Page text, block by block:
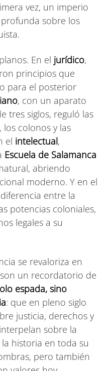
vez, un imperio
sobre los
En el jurídico,
principios que
para el posterior
, con un aparato
tres siglos, reguló las
colonos y las
el intelectual,
Escuela de Salamanca
abriendo
moderno. Y en el
entre la
potencias coloniales,
legales a su
se revaloriza en
un recordatorio de
espada, sino
: que en pleno siglo
justicia, derechos y
sobre la
historia en toda su
pero también